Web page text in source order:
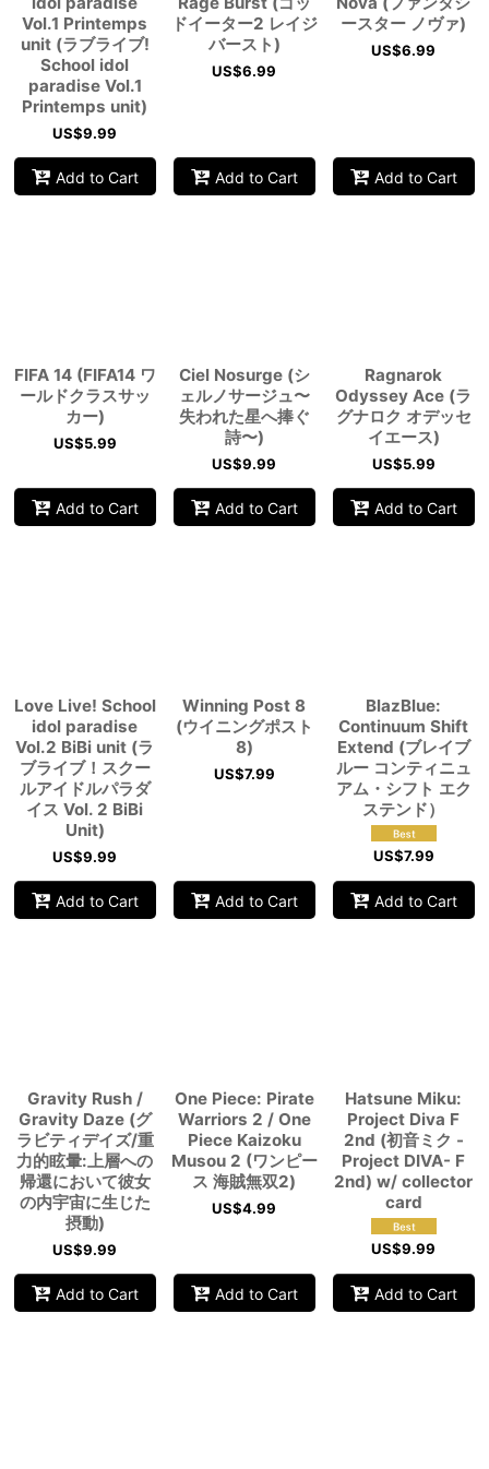
Vol.1 Printemps
unit (ラブライブ!
School idol
paradise Vol.1
Printemps unit)
US$9.99
Add to Cart
ドイーター2 レイジ
バースト)
US$6.99
Add to Cart
ースター ノヴァ)
US$6.99
Add to Cart
FIFA 14 (FIFA14 ワ
ールドクラスサッ
カー)
US$5.99
Add to Cart
Ciel Nosurge (シ
ェルノサージュ〜
失われた星へ捧ぐ
詩〜)
US$9.99
Add to Cart
Ragnarok
Odyssey Ace (ラ
グナロク オデッセ
イエース)
US$5.99
Add to Cart
Love Live! School
idol paradise
Vol.2 BiBi unit (ラ
ブライブ！スクー
ルアイドルパラダ
イス Vol. 2 BiBi
Unit)
US$9.99
Add to Cart
Winning Post 8
(ウイニングポスト
8)
US$7.99
Add to Cart
BlazBlue:
Continuum Shift
Extend (ブレイブ
ルー コンティニュ
アム・シフト エク
ステンド）
US$7.99
Add to Cart
Gravity Rush /
Gravity Daze (グ
ラビティデイズ/重
力的眩暈:上層への
帰還において彼女
の内宇宙に生じた
摂動)
US$9.99
Add to Cart
One Piece: Pirate
Warriors 2 / One
Piece Kaizoku
Musou 2 (ワンピー
ス 海賊無双2)
US$4.99
Add to Cart
Hatsune Miku:
Project Diva F
2nd (初音ミク -
Project DIVA- F
2nd) w/ collector
card
US$9.99
Add to Cart